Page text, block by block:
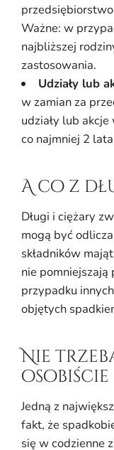
przedsiębiorstwo
Ważne: w
najbliższej
zastosowania.
Udziały lub
w zamian za
udziały lub
co najmniej 2
A co z
Długi i ciężary
mogą być
składników
nie
przypadku
objętych
Nie
osobiście
Jedną z
fakt, że
się w codzienne